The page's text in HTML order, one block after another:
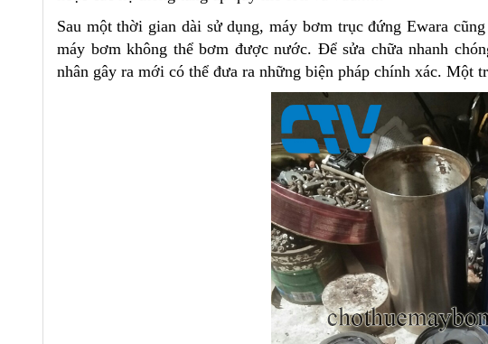
Sau một thời gian dài sử dụng, máy bơm trục đứng Ewara
máy bơm không thể bơm được nước. Để sửa chữa nhanh
nhân gây ra mới có thể đưa ra những biện pháp chính xác. Một